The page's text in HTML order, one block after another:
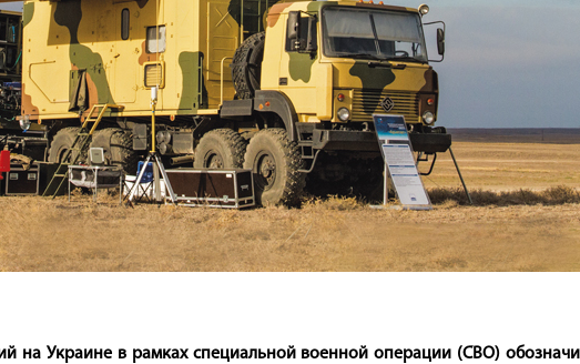
на Украине в рамках специальной военной операции (СВО)